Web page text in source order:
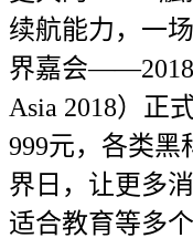
续航能力，一
界嘉会——2018
Asia 2018）正
999元，各类黑
界日，让更多
适合教育等多